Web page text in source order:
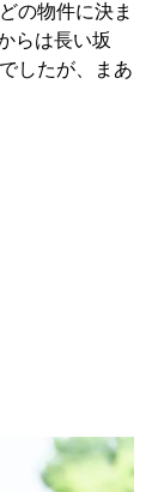
の物件に決ま
らは長い坂
したが、まあ